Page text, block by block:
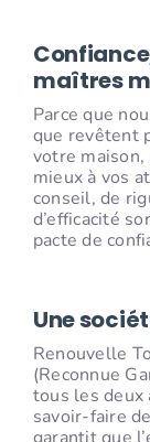
maîtres
Parce que
que revêtent
votre
mieux à vos
conseil, de
d’efficacité
pacte de
Une
Renouvelle
(Reconnue
tous les deux
savoir-faire